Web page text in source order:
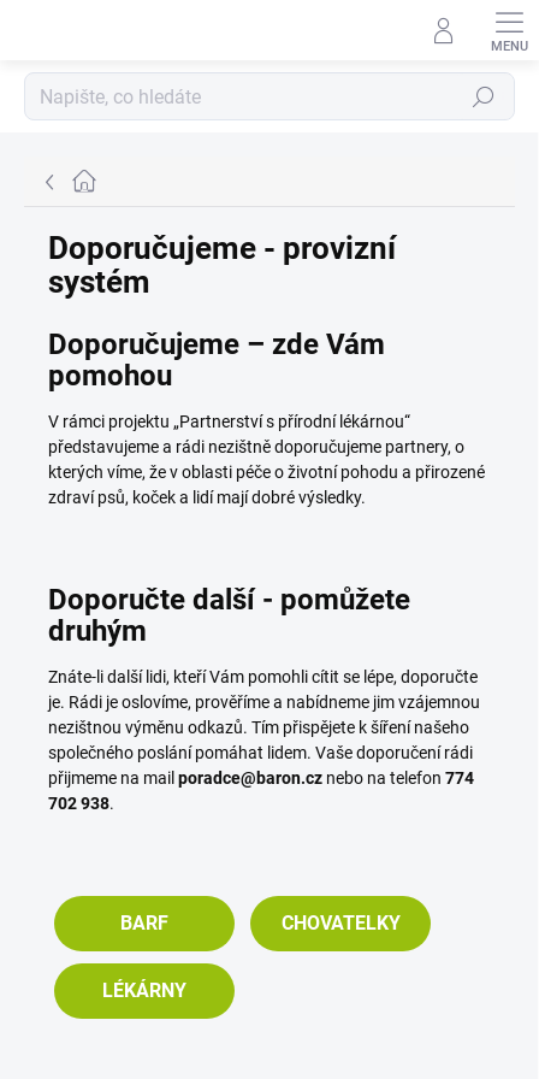
obsah
Hledat
Domů
Doporučujeme - provizní
systém
Doporučujeme – zde Vám
pomohou
V rámci projektu „Partnerství s přírodní lékárnou“
představujeme a rádi nezištně doporučujeme partnery, o
kterých víme, že v oblasti péče o životní pohodu a přirozené
zdraví psů, koček a lidí mají dobré výsledky.
Doporučte další - pomůžete
druhým
Znáte-li další lidi, kteří Vám pomohli cítit se lépe, doporučte
je. Rádi je oslovíme, prověříme a nabídneme jim vzájemnou
nezištnou výměnu odkazů. Tím přispějete k šíření našeho
společného poslání pomáhat lidem. Vaše doporučení rádi
přijmeme na mail poradce@baron.cz nebo na telefon 774
702 938.
BARF CHOVATELKY
LÉKÁRNY